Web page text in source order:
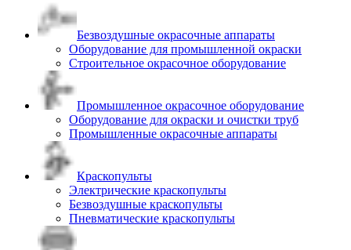
Безвоздушные окрасочные аппараты
Оборудование для промышленной окраски
Строительное окрасочное оборудование
Промышленное окрасочное оборудование
Оборудование для окраски и очистки труб
Промышленные окрасочные аппараты
Краскопульты
Электрические краскопульты
Безвоздушные краскопульты
Пневматические краскопульты